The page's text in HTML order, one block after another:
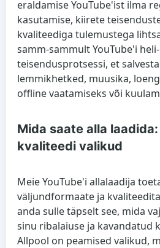
eraldamise YouTube'ist ilma
kasutamise, kiirete
kvaliteediga tulemustega
samm-sammult YouTube'i
teisendusprotsessi, et
lemmikhetked, muusika,
offline vaatamiseks või
Mida saate alla
kvaliteedi valikud
Meie YouTube'i allalaadija
väljundformaate ja
anda sulle täpselt see, mida
sinu ribalaiuse ja kavandatud
Allpool on peamised valikud,